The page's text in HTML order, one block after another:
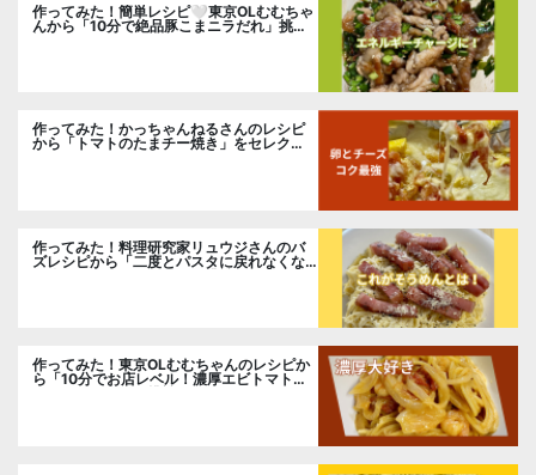
作ってみた！簡単レシピ🤍東京OLむむちゃ
んから「10分で絶品豚こまニラだれ」挑
戦。
作ってみた！かっちゃんねるさんのレシピ
から「トマトのたまチー焼き」をセレク
作ってみた！料理研究家リュウジさんのバ
ズレシピから「二度とパスタに戻れなくな
る冷やしカルボナーラ」に挑戦。
作ってみた！東京OLむむちゃんのレシピか
ら「10分でお店レベル！濃厚エビトマトク